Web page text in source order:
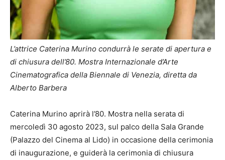
L’attrice Caterina Murino condurrà le serate di apertura e
di chiusura dell’80. Mostra Internazionale d’Arte
Cinematografica della Biennale di Venezia, diretta da
Alberto Barbera
Caterina Murino aprirà l’80. Mostra nella serata di
mercoledì 30 agosto 2023, sul palco della Sala Grande
(Palazzo del Cinema al Lido) in occasione della cerimonia
di inaugurazione, e guiderà la cerimonia di chiusura